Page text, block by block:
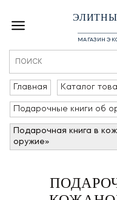
МАГАЗИН
Главная Каталог
Подарочные книги об
Подарочная книга в
оружие»